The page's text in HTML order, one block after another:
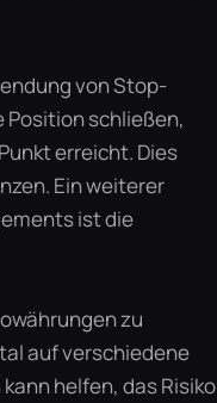
von Stop-
schließen,
erreicht. Dies
Ein weiterer
ist die
zu
auf verschiedene
helfen, das Risiko